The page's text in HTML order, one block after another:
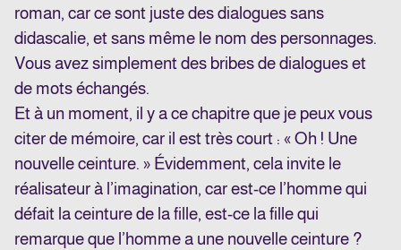
roman, car ce sont juste des dialogues sans
didascalie, et sans même le nom des personnages.
Vous avez simplement des bribes de dialogues et
de mots échangés.
Et à un moment, il y a ce chapitre que je peux vous
citer de mémoire, car il est très court : « Oh ! Une
nouvelle ceinture. » Évidemment, cela invite le
réalisateur à l’imagination, car est-ce l’homme qui
défait la ceinture de la fille, est-ce la fille qui
remarque que l’homme a une nouvelle ceinture ?